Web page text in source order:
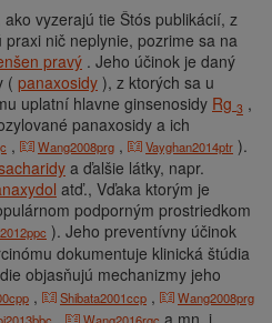
vyzerajú tie Štós publikácií, z
nič neplynie, pozrime sa na
pravý . Jeho účinok je daný
( panaxosidy ), z ktorých sa u
uplatní hlavne ginsenosidy Rg 3 ,
panaxosidy a ich
, Wang2008prg , Vayghan2014ptr ).
a ďalšie látky, napr.
atď., Vďaka ktorým je
podporným prostriedkom
). Jeho preventívny účinok
dokumentuje klinická štúdia
objasňujú mechanizmy jeho
, Shibata2001ccp , Wang2008prg